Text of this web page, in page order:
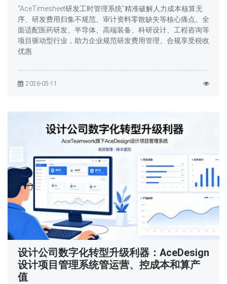
“AceTimesheet研发工时管理系统”精准破解人力成本核算无
序、研发费用归集不规范、审计资料零散缺失等核心痛点。全
面适配医药研发、半导体、高端装备、科研设计、工程咨询等
项目驱动型行业，助力企业规范研发费用管理、合规享受税收
优惠
2026-05-11
设计公司数字化转型升级利器：AceDesign
设计项目管理系统管运营、控成本和算产
值